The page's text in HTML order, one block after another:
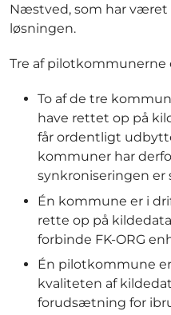
Næstved, som har
løsningen.
Tre af pilotkommunerne
To af de tre
have rettet op på
får ordentligt
kommuner har
synkroniseringen er
Én kommune er i
rette op på
forbinde FK-ORG
Én pilotkommune
kvaliteten af
forudsætning for